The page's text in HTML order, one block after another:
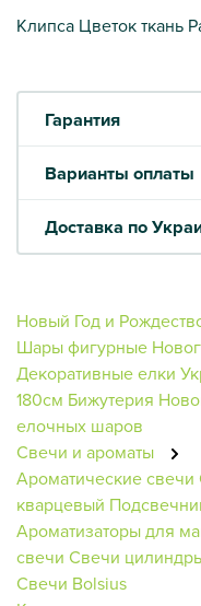
Клипса Цветок ткань
Гарантия
Варианты оплаты
Доставка по
Новый Год и
Шары фигурные
Декоративные елки
180см Бижутерия
елочных шаров
Свечи и ароматы
Ароматические свечи
кварцевый
Ароматизаторы для
свечи Свечи
Свечи Bolsius